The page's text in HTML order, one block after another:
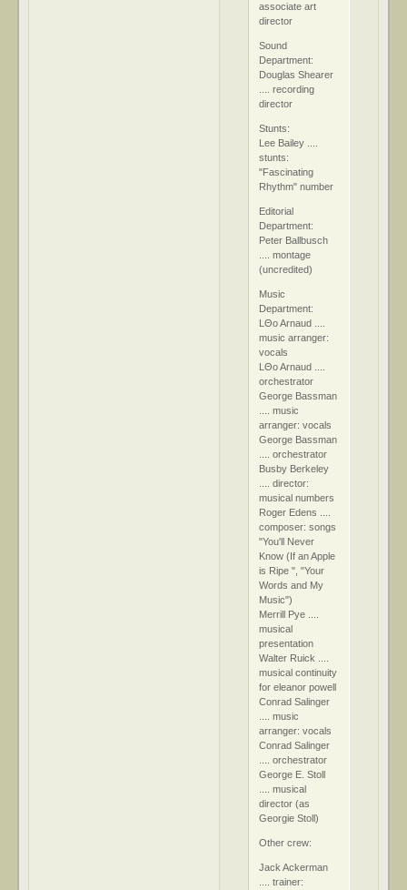
associate art
director
Sound
Department:
Douglas Shearer
.... recording
director
Stunts:
Lee Bailey ....
stunts:
"Fascinating
Rhythm" number
Editorial
Department:
Peter Ballbusch
.... montage
(uncredited)
Music
Department:
LΘo Arnaud ....
music arranger:
vocals
LΘo Arnaud ....
orchestrator
George Bassman
.... music
arranger: vocals
George Bassman
.... orchestrator
Busby Berkeley
.... director:
musical numbers
Roger Edens ....
composer: songs
"You'll Never
Know (If an Apple
is Ripe ", "Your
Words and My
Music")
Merrill Pye ....
musical
presentation
Walter Ruick ....
musical continuity
for eleanor powell
Conrad Salinger
.... music
arranger: vocals
Conrad Salinger
.... orchestrator
George E. Stoll
.... musical
director (as
Georgie Stoll)
Other crew:
Jack Ackerman
.... trainer: